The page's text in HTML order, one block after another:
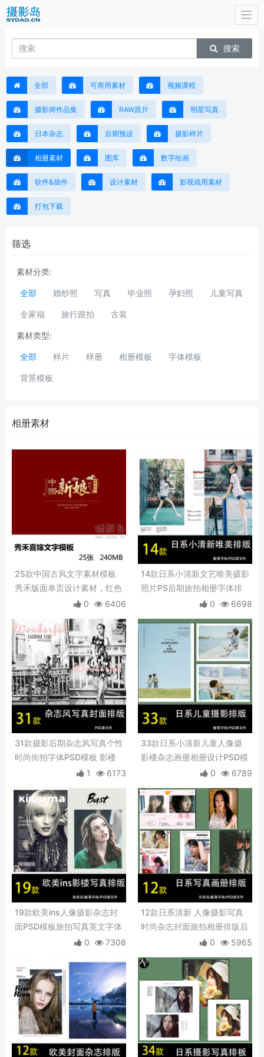
搜索
全部 可商用素材 视频课程
摄影师作品集 RAW原片 明星写真
日本杂志 后期预设 摄影样片
相册素材 图库 数字绘画
软件&插件 设计素材 影视戏用素材
打包下载
筛选
素材分类:
全部 婚纱照 写真 毕业照 孕妇照 儿童写真
全家福 旅行跟拍 古装
素材类型:
全部 样片 样册 相册模板 字体模板
背景模板
相册素材
25款中国古风文字素材模板
秀禾版面单页设计素材，红色
古装新娘喜嫁相册模板
0 6406
14款日系小清新文艺唯美摄影
照片PS后期旅拍相册字体排
0 6698
31款摄影后期杂志风写真个性
时尚街拍字体PSD模板 影楼
1 6173
33款日系小清新儿童人像摄
影楼杂志画册相册设计PSD模
0 6789
19款欧美ins人像摄影杂志封
面PSD模板旅拍写真英文字体
相册排版PS素材
0 7308
12款日系清新 人像摄影写真
时尚杂志封面旅拍相册排版后
0 5965